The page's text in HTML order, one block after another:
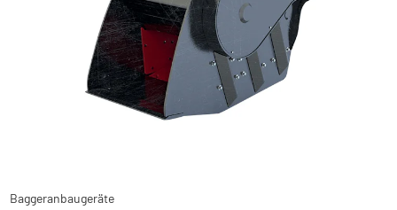
Baggeranbaugeräte